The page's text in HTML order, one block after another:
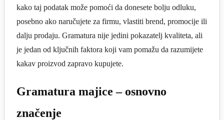
kako taj podatak može pomoći da donesete bolju odluku,
posebno ako naručujete za firmu, vlastiti brend, promocije ili
dalju prodaju. Gramatura nije jedini pokazatelj kvaliteta, ali
je jedan od ključnih faktora koji vam pomažu da razumijete
kakav proizvod zapravo kupujete.
Gramatura majice – osnovno
značenje